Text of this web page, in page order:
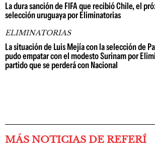
La dura sanción de FIFA que recibió Chile, el
selección uruguaya por Eliminatorias
ELIMINATORIAS
La situación de Luis Mejía con la selección de
pudo empatar con el modesto Surinam por
partido que se perderá con Nacional
MÁS NOTICIAS DE REFERÍ